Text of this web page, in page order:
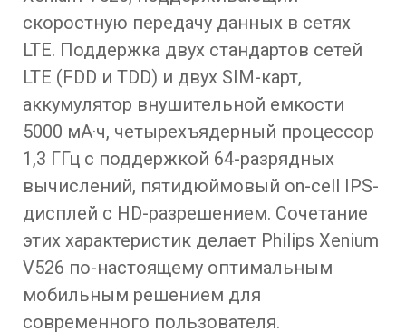
скоростную передачу данных в сетях
LTE. Поддержка двух стандартов сетей
LTE (FDD и TDD) и двух SIM-карт,
аккумулятор внушительной емкости
5000 мА·ч, четырехъядерный процессор
1,3 ГГц с поддержкой 64-разрядных
вычислений, пятидюймовый on-cell IPS-
дисплей с HD-разрешением. Сочетание
этих характеристик делает Philips Xenium
V526 по-настоящему оптимальным
мобильным решением для
современного пользователя.